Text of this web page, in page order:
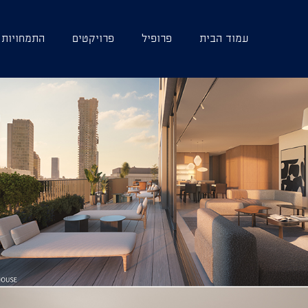
עמוד הבית פרופיל פרויקטים התמחויות